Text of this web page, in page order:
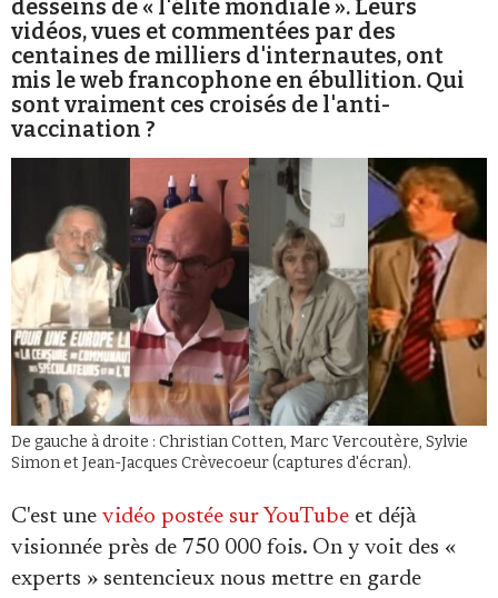
Se connecter
desseins de « l'élite mondiale ». Leurs
vidéos, vues et commentées par des
centaines de milliers d'internautes, ont
mis le web francophone en ébullition. Qui
sont vraiment ces croisés de l'anti-
vaccination ?
De gauche à droite : Christian Cotten, Marc Vercoutère, Sylvie
Simon et Jean-Jacques Crèvecoeur (captures d'écran).
C'est une vidéo postée sur YouTube et déjà
visionnée près de 750 000 fois. On y voit des «
experts » sentencieux nous mettre en garde